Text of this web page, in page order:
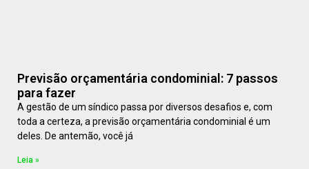
Previsão orçamentária condominial: 7 passos
para fazer
A gestão de um síndico passa por diversos desafios e, com
toda a certeza, a previsão orçamentária condominial é um
deles. De antemão, você já
Leia »